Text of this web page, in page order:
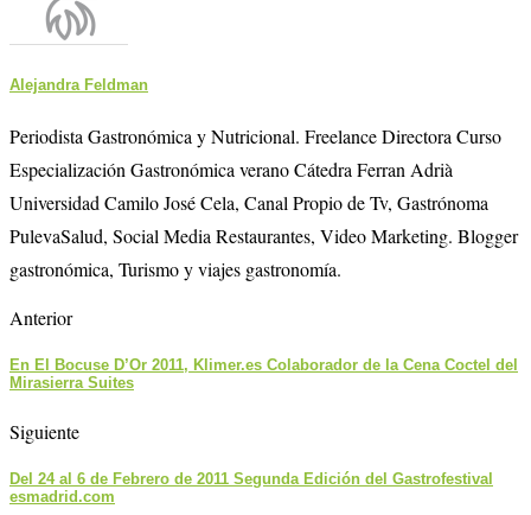
Alejandra Feldman
Periodista Gastronómica y Nutricional. Freelance Directora Curso
Especialización Gastronómica verano Cátedra Ferran Adrià
Universidad Camilo José Cela, Canal Propio de Tv, Gastrónoma
PulevaSalud, Social Media Restaurantes, Video Marketing. Blogger
gastronómica, Turismo y viajes gastronomía.
Anterior
En El Bocuse D’Or 2011, Klimer.es Colaborador de la Cena Coctel del
Mirasierra Suites
Siguiente
Del 24 al 6 de Febrero de 2011 Segunda Edición del Gastrofestival
esmadrid.com